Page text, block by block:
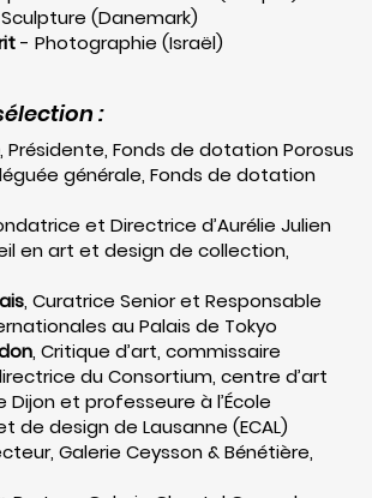
(Danemark)
- Photographie (Israël)
:
, Présidente, Fonds de dotation Porosus
générale, Fonds de dotation
et Directrice d’Aurélie Julien
en art et design de collection,
, Curatrice Senior et Responsable
au Palais de Tokyo
, Critique d’art, commissaire
du Consortium, centre d’art
et professeure à l’École
de design de Lausanne (ECAL)
Galerie Ceysson & Bénétière,